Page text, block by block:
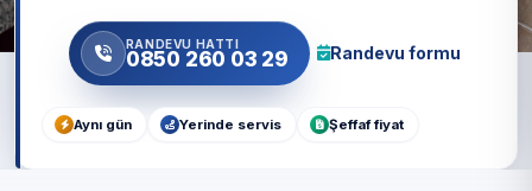
RANDEVU HATTI
0850 260 03 29 Randevu formu
Aynı gün Yerinde servis Şeffaf fiyat